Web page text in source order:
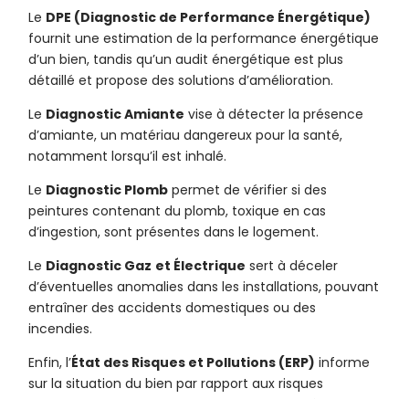
Le DPE (Diagnostic de Performance Énergétique)
fournit une estimation de la performance énergétique
d’un bien, tandis qu’un audit énergétique est plus
détaillé et propose des solutions d’amélioration.
Le Diagnostic Amiante vise à détecter la présence
d’amiante, un matériau dangereux pour la santé,
notamment lorsqu’il est inhalé.
Le Diagnostic Plomb permet de vérifier si des
peintures contenant du plomb, toxique en cas
d’ingestion, sont présentes dans le logement.
Le Diagnostic Gaz et Électrique sert à déceler
d’éventuelles anomalies dans les installations, pouvant
entraîner des accidents domestiques ou des
incendies.
Enfin, l’État des Risques et Pollutions (ERP) informe
sur la situation du bien par rapport aux risques